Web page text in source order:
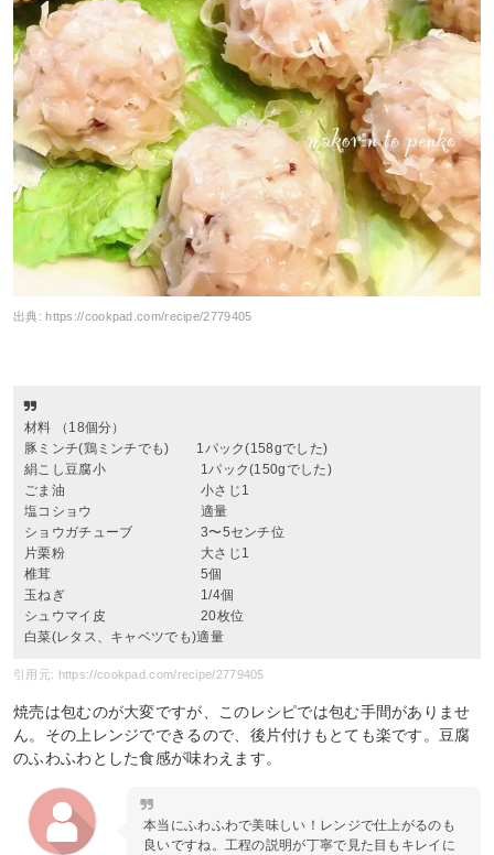
出典: https://cookpad.com/recipe/2779405
材料 （18個分）
豚ミンチ(鶏ミンチでも) 1パック(158gでした)
絹こし豆腐小 1パック(150gでした)
ごま油 小さじ1
塩コショウ 適量
ショウガチューブ 3〜5センチ位
片栗粉 大さじ1
椎茸 5個
玉ねぎ 1/4個
シュウマイ皮 20枚位
白菜(レタス、キャベツでも)適量
引用元: https://cookpad.com/recipe/2779405
焼売は包むのが大変ですが、このレシピでは包む手間がありませ
ん。その上レンジでできるので、後片付けもとても楽です。豆腐
のふわふわとした食感が味わえます。
本当にふわふわで美味しい！レンジで仕上がるのも
良いですね。工程の説明が丁寧で見た目もキレイに